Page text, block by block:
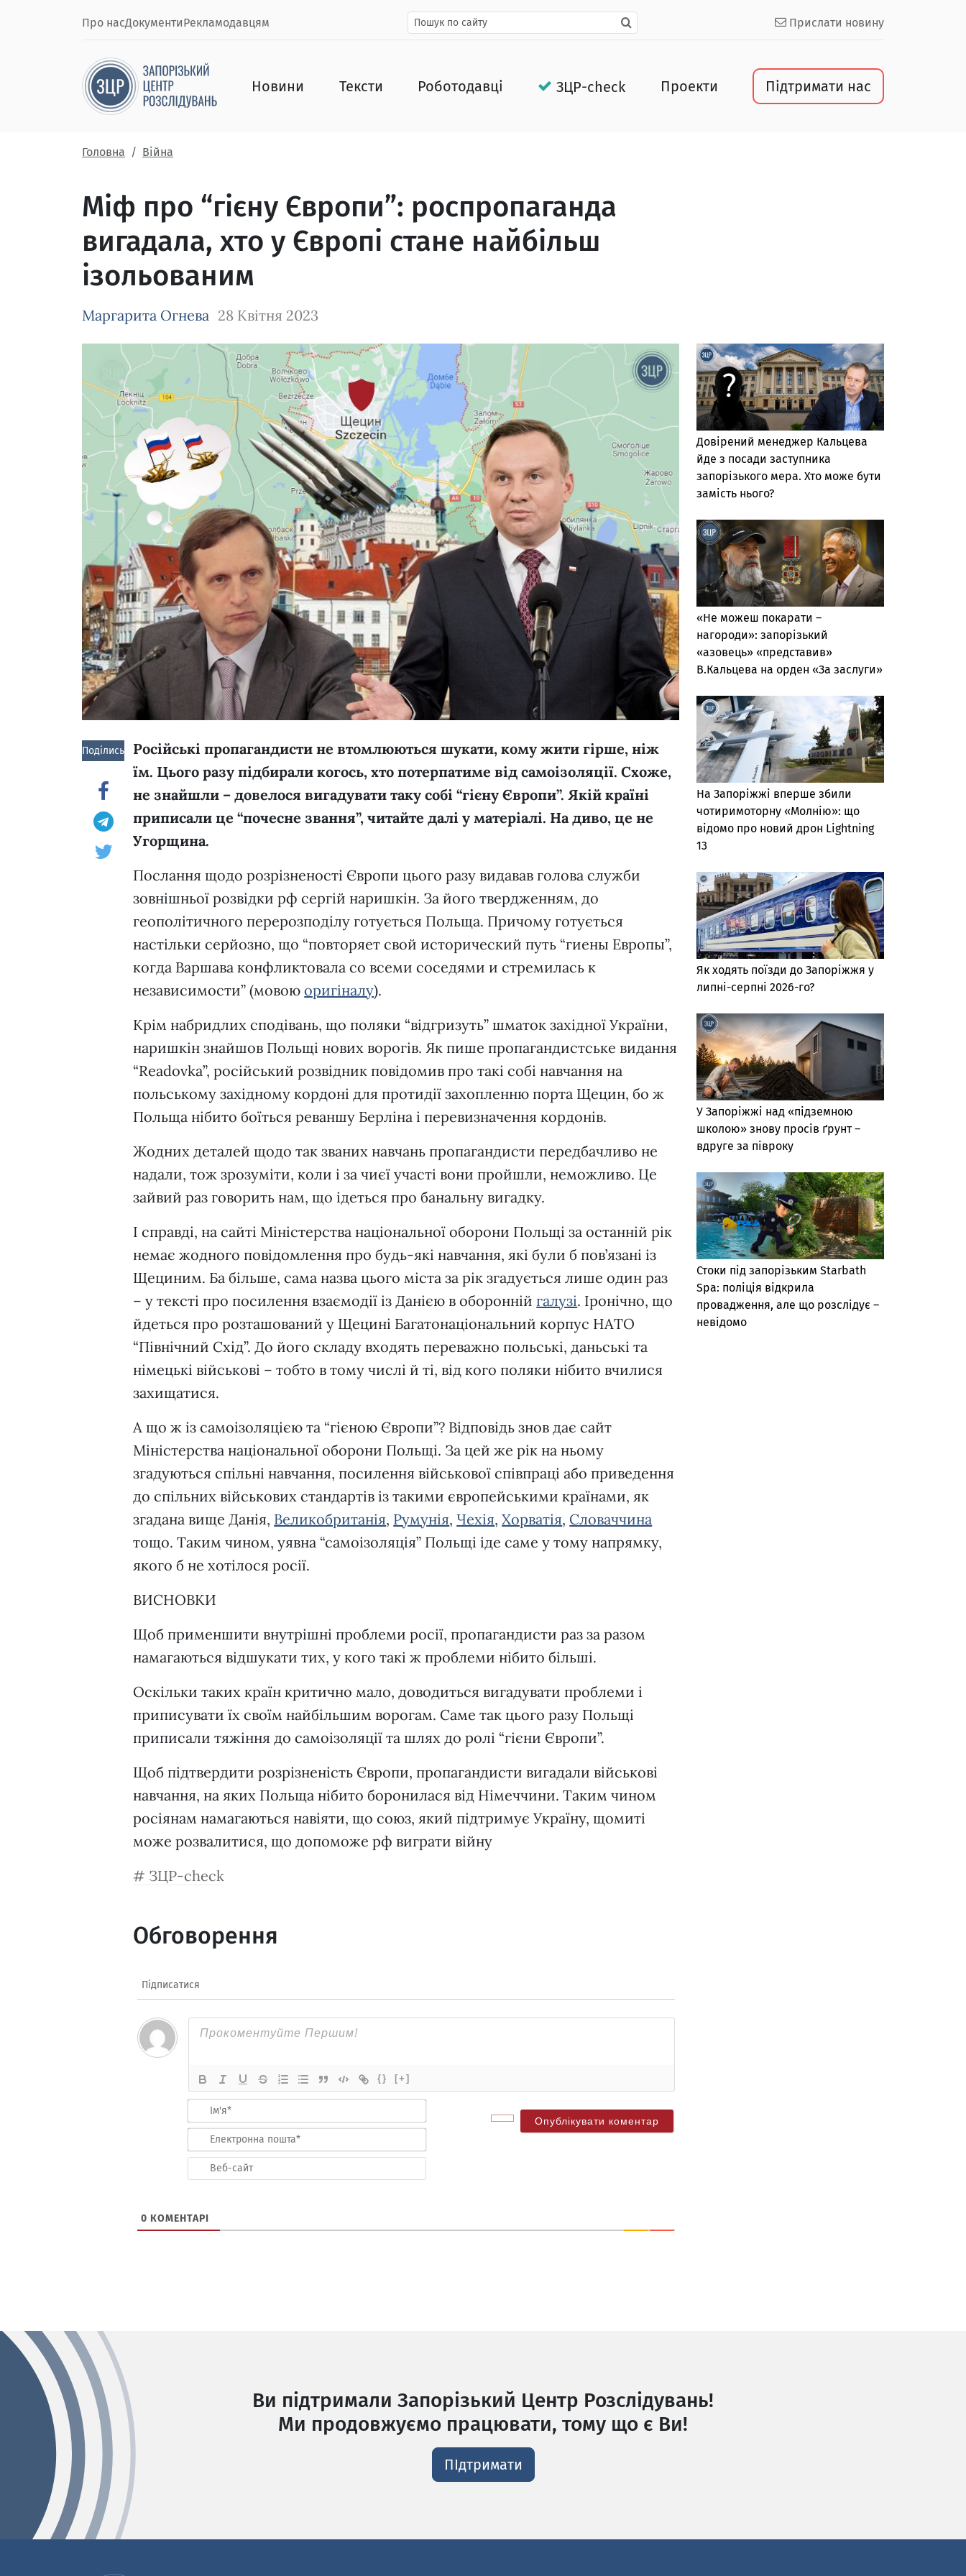
Про насДокументиРекламодавцям Прислати новину
Новини Тексти Роботодавці ЗЦР-check Проекти Підтримати нас
Головна Війна
Міф про “гієну Європи”: роспропаганда
вигадала, хто у Європі стане найбільш
ізольованим
Маргарита Огнева 28 Квітня 2023
Зображення завантажується
Поділись!
Російські пропагандисти не втомлюються шукати, кому жити гірше, ніж
їм. Цього разу підбирали когось, хто потерпатиме від самоізоляції. Схоже,
не знайшли – довелося вигадувати таку собі “гієну Європи”. Якій країні
приписали це “почесне звання”, читайте далі у матеріалі. На диво, це не
Угорщина.
Послання щодо розрізненості Європи цього разу видавав голова служби
зовнішньої розвідки рф сергій наришкін. За його твердженням, до
геополітичного перерозподілу готується Польща. Причому готується
настільки серйозно, що “повторяет свой исторический путь “гиены Европы”,
когда Варшава конфликтовала со всеми соседями и стремилась к
независимости” (мовоюоригіналу).
Крім набридлих сподівань, що поляки “відгризуть” шматок західної України,
наришкін знайшов Польщі нових ворогів. Як пише пропагандистське видання
“Readovka”, російський розвідник повідомив про такі собі навчання на
польському західному кордоні для протидії захопленню порта Щецин, бо ж
Польща нібито боїться реваншу Берліна і перевизначення кордонів.
Жодних деталей щодо так званих навчань пропагандисти передбачливо не
надали, тож зрозуміти, коли і за чиєї участі вони пройшли, неможливо. Це
зайвий раз говорить нам, що ідеться про банальну вигадку.
І справді, на сайті Міністерства національної оборони Польщі за останній рік
немає жодного повідомлення про будь-які навчання, які були б пов’язані із
Щециним. Ба більше, сама назва цього міста за рік згадується лише один раз
– у тексті про посилення взаємодії із Данією в оборонній галузі. Іронічно, що
йдеться про розташований у Щецині Багатонаціональний корпус НАТО
“Північний Схід”. До його складу входять переважно польські, даньські та
німецькі військові – тобто в тому числі й ті, від кого поляки нібито вчилися
захищатися.
А що ж із самоізоляцією та “гієною Європи”? Відповідь знов дає сайт
Міністерства національної оборони Польщі. За цей же рік на ньому
згадуються спільні навчання, посилення військової співпраці або приведення
до спільних військових стандартів із такими європейськими країнами, як
згадана вище Данія, Великобританія, Румунія,Чехія,Хорватія, Словаччина
тощо. Таким чином, уявна “самоізоляція” Польщі іде саме у тому напрямку,
якого б не хотілося росії.
ВИСНОВКИ
Щоб применшити внутрішні проблеми росії, пропагандисти раз за разом
намагаються відшукати тих, у кого такі ж проблеми нібито більші.
Оскільки таких країн критично мало, доводиться вигадувати проблеми і
приписувати їх своїм найбільшим ворогам. Саме так цього разу Польщі
приписали тяжіння до самоізоляції та шлях до ролі “гієни Європи”.
Щоб підтвердити розрізненість Європи, пропагандисти вигадали військові
навчання, на яких Польща нібито боронилася від Німеччини. Таким чином
росіянам намагаються навіяти, що союз, який підтримує Україну, щомиті
може розвалитися, що допоможе рф виграти війну
ЗЦР-check
Обговорення
Підписатися
{} [+]
Ім'я*
Електронна
пошта*
сайт
0 КОМЕНТАРІ
Довірений менеджер Кальцева
йде з посади заступника
запорізького мера. Хто може бути
замість нього?
«Не можеш покарати –
нагороди»: запорізький
«азовець» «представив»
В.Кальцева на орден «За заслуги»
На Запоріжжі вперше збили
чотиримоторну «Молнію»: що
відомо про новий дрон Lightning
13
Як ходять поїзди до Запоріжжя у
липні-серпні 2026-го?
У Запоріжжі над «підземною
школою» знову просів ґрунт –
вдруге за півроку
Стоки під запорізьким Starbath
Spa: поліція відкрила
провадження, але що розслідує –
невідомо
Ви підтримали Запорізький Центр Розслідувань!
Ми продовжуємо працювати, тому що є Ви!
ПІдтримати